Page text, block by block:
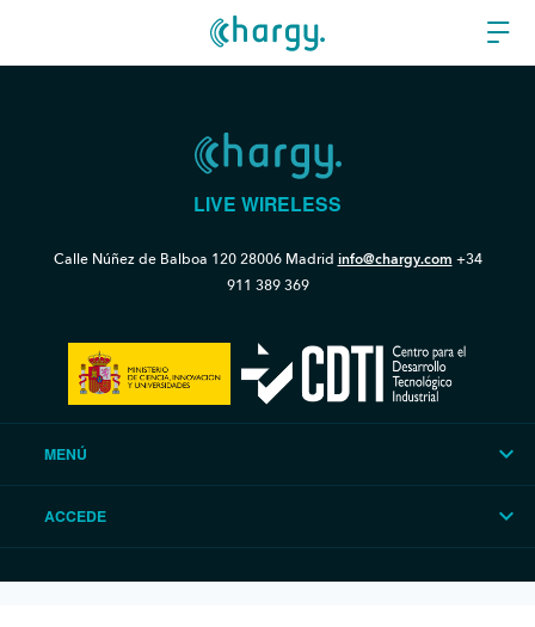
LIVE WIRELESS
Calle Núñez de Balboa 12028006 Madrid info@chargy.com +34
911 389 369
MENÚ
ACCEDE